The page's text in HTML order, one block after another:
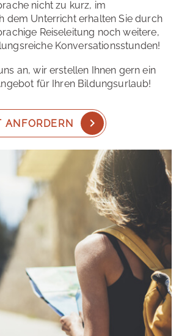
nicht zu kurz, im
dem Unterricht erhalten Sie durch
Reiseleitung noch weitere,
Konversationsstunden!
an, wir erstellen Ihnen gern ein
für Ihren Bildungsurlaub!
ANFORDERN